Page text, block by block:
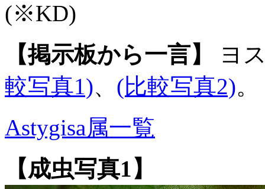
(※KD)
【掲示板から一言】
ヨ
較写真1)、 (比較写真2)。
Astygisa属一覧
【成虫写真1】